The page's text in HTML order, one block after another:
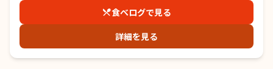
食べログで見る
詳細を見る